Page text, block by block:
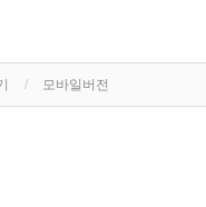
모바일버전